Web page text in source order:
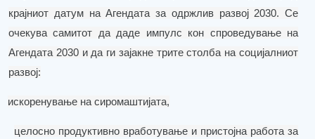
крајниот датум на Агендата за одржлив развој 2030. Се
очекува самитот да даде импулс кон спроведување на
Агендата 2030 и да ги зајакне трите столба на социјалниот
развој:
искоренување на сиромаштијата,
целосно продуктивно вработување и пристојна работа за